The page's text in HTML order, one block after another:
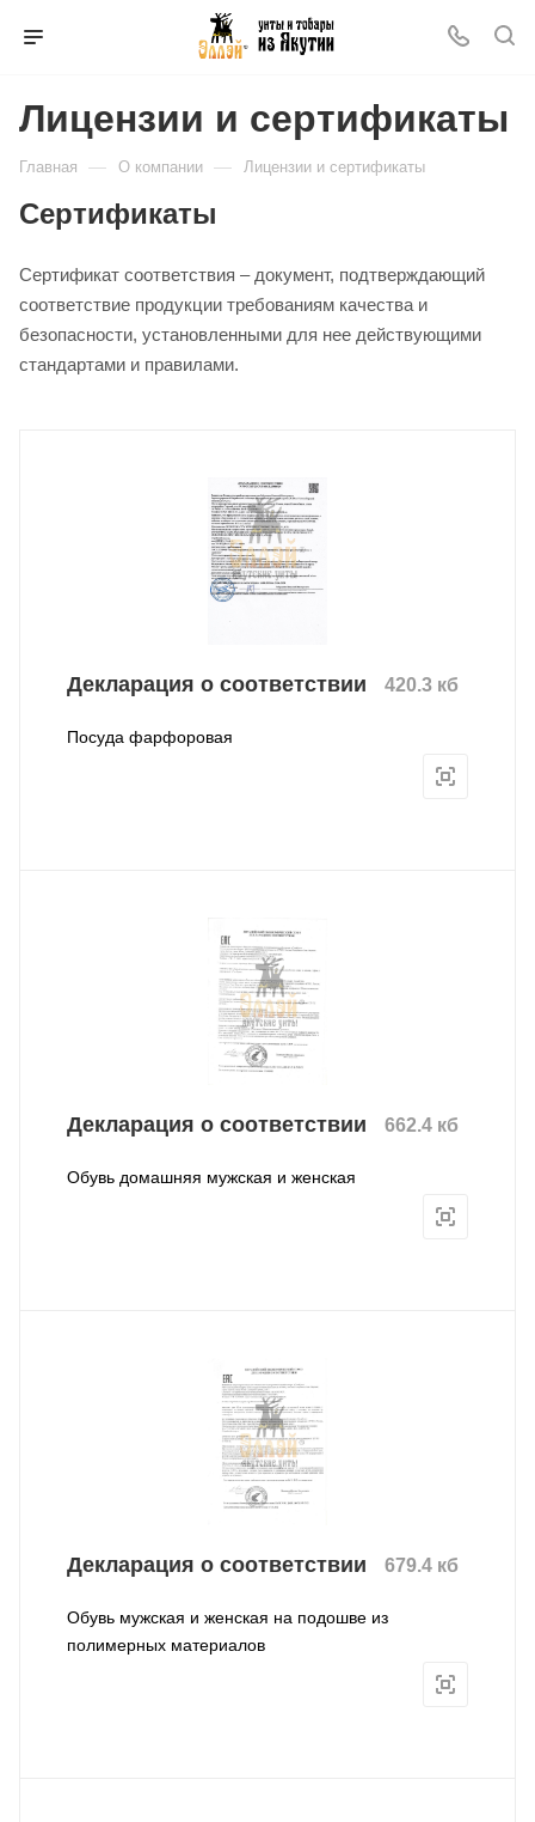
Лицензии и сертификаты
Главная — О компании — Лицензии и сертификаты
Сертификаты
Сертификат соответствия – документ, подтверждающий
соответствие продукции требованиям качества и
безопасности, установленными для нее действующими
стандартами и правилами.
Декларация о соответствии 420.3 кб
Посуда фарфоровая
Декларация о соответствии 662.4 кб
Обувь домашняя мужская и женская
Декларация о соответствии 679.4 кб
Обувь мужская и женская на подошве из
полимерных материалов